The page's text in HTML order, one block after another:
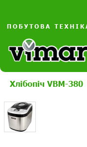
ПОБУТОВА
Хлібопіч VBM-380